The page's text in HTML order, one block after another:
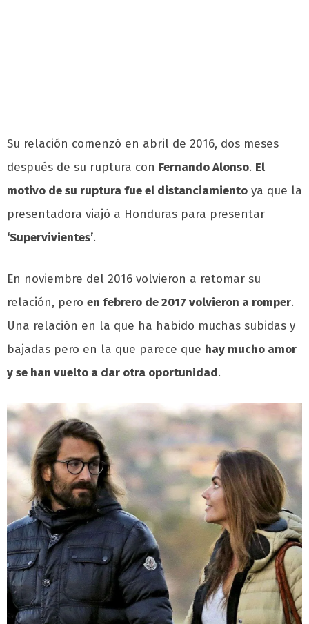
Su relación comenzó en abril de 2016, dos meses
después de su ruptura con Fernando Alonso. El
motivo de su ruptura fue el distanciamiento ya que la
presentadora viajó a Honduras para presentar
‘Supervivientes’.
En noviembre del 2016 volvieron a retomar su
relación, pero en febrero de 2017 volvieron a romper.
Una relación en la que ha habido muchas subidas y
bajadas pero en la que parece que hay mucho amor
y se han vuelto a dar otra oportunidad.